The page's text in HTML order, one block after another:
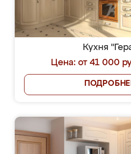
Кухня
Цена: от 41 000